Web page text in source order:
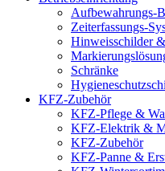
Aufbewahrungs-
Zeiterfassungs-
Hinweisschilder
Schränke
KFZ-Zubehör
KFZ-Pflege &
KFZ-Elektrik &
KFZ-Zubehör
KFZ-Panne &